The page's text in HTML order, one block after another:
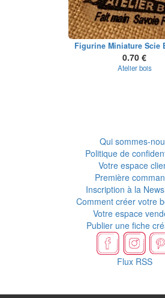
Figurine Miniature Scie
0.70 €
Atelier bois
Qui sommes-
Politique de
Votre espace
Première
Inscription à la
Comment créer votre
Votre espace
Publier une fiche
Flux RSS